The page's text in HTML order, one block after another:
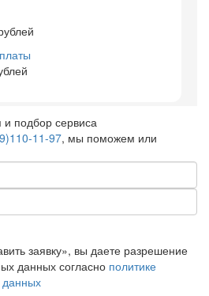
и подбор сервиса
11-97, мы поможем или
заявку», вы даете разрешение
данных согласно политике
данных